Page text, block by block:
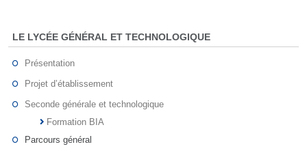
LE LYCÉE GÉNÉRAL ET TECHNOLOGIQUE
Présentation
Projet d’établissement
Seconde générale et technologique
Formation BIA
Parcours général